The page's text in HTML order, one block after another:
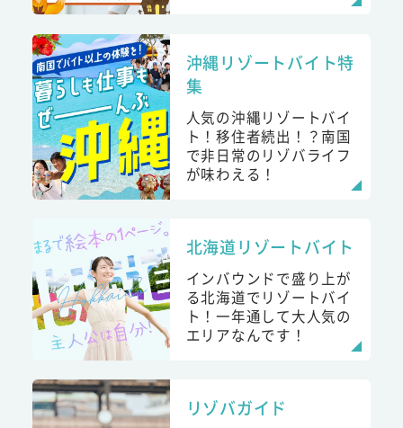
沖縄リゾートバイト特
集
人気の沖縄リゾートバイ
ト！移住者続出！？南国
で非日常のリゾバライフ
が味わえる！
北海道リゾートバイト
インバウンドで盛り上が
る北海道でリゾートバイ
ト！一年通して大人気の
エリアなんです！
リゾバガイド